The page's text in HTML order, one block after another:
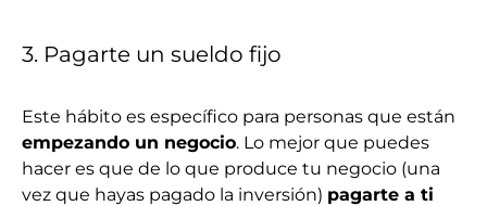
3. Pagarte un sueldo fijo
Este hábito es específico para personas que están
empezando un negocio. Lo mejor que puedes
hacer es que de lo que produce tu negocio (una
vez que hayas pagado la inversión) pagarte a ti